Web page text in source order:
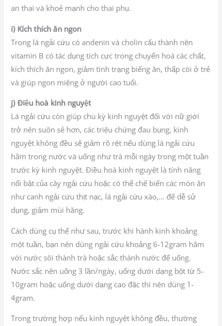
an thai và khoẻ mạnh cho thai phụ.
i) Kích thích ăn ngon
Trong lá ngải cứu có andenin và cholin cấu thành nên
vitamin B có tác dụng tích cực trong chuyển hoá các chất,
kích thích ăn ngon, giảm tình trạng biếng ăn, thấp còi ở trẻ
và giúp ngon miệng ở người cao tuổi.
j) Điều hoà kinh nguyệt
Lá ngải cứu còn giúp chu kỳ kinh nguyệt đối với nữ giới
trở nên suôn sẻ hơn, các triệu chứng đau bụng, kinh
nguyệt không đều sẽ giảm rõ rệt nếu dùng lá ngải cứu
hãm trong nước và uống như trà mỗi ngày trong một tuần
trước kỳ kinh nguyệt. Điều hoà kinh nguyệt là tính năng
nổi bật của cây ngải cứu hoặc có thể chế biến các món ăn
như canh ngải cứu thịt nạc, lá ngải cứu xào,… để dễ sử
dụng, giảm mùi hăng.
Cách dùng cụ thể như sau, trước khi hành kinh khoảng
một tuần, bạn nên dùng ngải cứu khoảng 6-12gram hãm
với nước sôi thành trà hoặc sắc thành nước để uống.
Nước sắc nên uống 3 lần/ngày, uống dưới dạng bột từ 5-
10gram hoặc uống dưới dạng cao đặc thì nên dùng 1-
4gram.
Trong trường hợp nếu kinh nguyệt không đều, thường